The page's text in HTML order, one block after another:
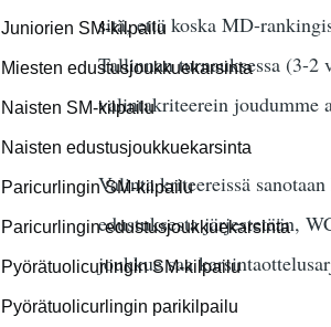
Juniorien SM-kilpailu
Miesten edustusjoukkuekarsinta
Naisten SM-kilpailu
Naisten edustusjoukkuekarsinta
Paricurlingin SM-kilpailu
Paricurlingin edustusjoukkuekarsinta
Pyörätuolicurlingin SM-kilpailu
Pyörätuolicurlingin parikilpailu
sitä, että koska MD-
Tallinnan turnauksessa (3-
valintakriteerein joudumme
Valinta kriteereissä
edustuksesta järjestetään,
joukkue saa